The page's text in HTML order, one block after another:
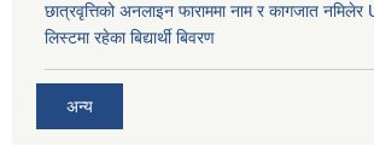
छात्रवृत्तिको अनलाइन फाराममा नाम र कागजात
लिस्टमा रहेका बिद्यार्थी बिवरण
अन्य